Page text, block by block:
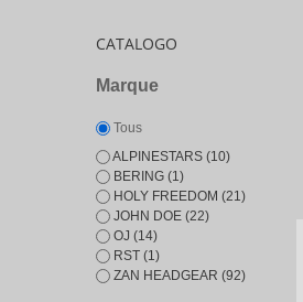
CATALOGO
Marque
Tous
ALPINESTARS (10)
BERING (1)
HOLY FREEDOM (21)
JOHN DOE (22)
OJ (14)
RST (1)
ZAN HEADGEAR (92)